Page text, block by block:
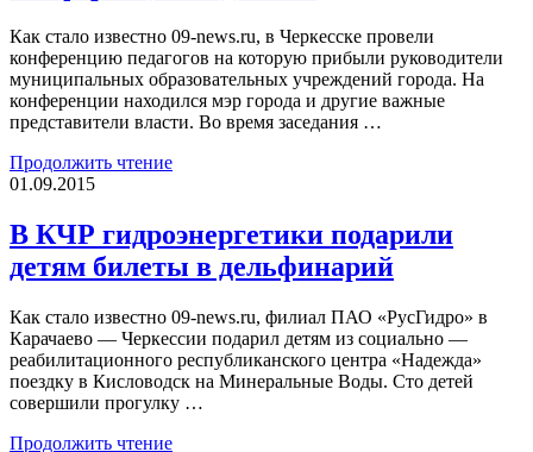
Как стало известно 09-news.ru, в Черкесске провели
конференцию педагогов на которую прибыли руководители
муниципальных образовательных учреждений города. На
конференции находился мэр города и другие важные
представители власти. Во время заседания …
Продолжить чтение
01.09.2015
В КЧР гидроэнергетики подарили
детям билеты в дельфинарий
Как стало известно 09-news.ru, филиал ПАО «РусГидро» в
Карачаево — Черкессии подарил детям из социально —
реабилитационного республиканского центра «Надежда»
поездку в Кисловодск на Минеральные Воды. Сто детей
совершили прогулку …
Продолжить чтение